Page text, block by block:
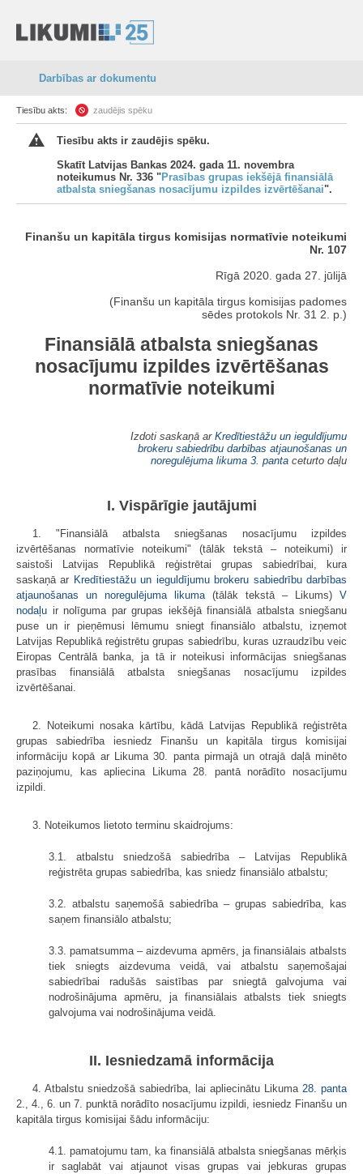
Darbības ar dokumentu
Tiesību akts: zaudējis spēku
Tiesību akts ir zaudējis spēku.
Skatīt Latvijas Bankas 2024. gada 11. novembra
noteikumus Nr. 336 "Prasības grupas iekšējā finansiālā
atbalsta sniegšanas nosacījumu izpildes izvērtēšanai".
Finanšu un kapitāla tirgus komisijas normatīvie noteikumi
Nr. 107
Rīgā 2020. gada 27. jūlijā
(Finanšu un kapitāla tirgus komisijas padomes
sēdes protokols Nr. 31 2. p.)
Finansiālā atbalsta sniegšanas
nosacījumu izpildes izvērtēšanas
normatīvie noteikumi
Izdoti saskaņā ar Kredītiestāžu un ieguldījumu
brokeru sabiedrību darbības atjaunošanas un
noregulējuma likuma 3. panta ceturto daļu
I. Vispārīgie jautājumi
1. "Finansiālā atbalsta sniegšanas nosacījumu izpildes
izvērtēšanas normatīvie noteikumi" (tālāk tekstā – noteikumi) ir
saistoši Latvijas Republikā reģistrētai grupas sabiedrībai, kura
saskaņā ar Kredītiestāžu un ieguldījumu brokeru sabiedrību darbības
atjaunošanas un noregulējuma likuma (tālāk tekstā – Likums) V
nodaļu ir nolīguma par grupas iekšējā finansiālā atbalsta sniegšanu
puse un ir pieņēmusi lēmumu sniegt finansiālo atbalstu, izņemot
Latvijas Republikā reģistrētu grupas sabiedrību, kuras uzraudzību veic
Eiropas Centrālā banka, ja tā ir noteikusi informācijas sniegšanas
prasības finansiālā atbalsta sniegšanas nosacījumu izpildes
izvērtēšanai.
2. Noteikumi nosaka kārtību, kādā Latvijas Republikā reģistrēta
grupas sabiedrība iesniedz Finanšu un kapitāla tirgus komisijai
informāciju kopā ar Likuma 30. panta pirmajā un otrajā daļā minēto
paziņojumu, kas apliecina Likuma 28. pantā norādīto nosacījumu
izpildi.
3. Noteikumos lietoto terminu skaidrojums:
3.1. atbalstu sniedzošā sabiedrība – Latvijas Republikā
reģistrēta grupas sabiedrība, kas sniedz finansiālo atbalstu;
3.2. atbalstu saņemošā sabiedrība – grupas sabiedrība, kas
saņem finansiālo atbalstu;
3.3. pamatsumma – aizdevuma apmērs, ja finansiālais atbalsts
tiek sniegts aizdevuma veidā, vai atbalstu saņemošajai
sabiedrībai radušās saistības par sniegtā galvojuma vai
nodrošinājuma apmēru, ja finansiālais atbalsts tiek sniegts
galvojuma vai nodrošinājuma veidā.
II. Iesniedzamā informācija
4. Atbalstu sniedzošā sabiedrība, lai apliecinātu Likuma 28. panta
2., 4., 6. un 7. punktā norādīto nosacījumu izpildi, iesniedz Finanšu un
kapitāla tirgus komisijai šādu informāciju:
4.1. pamatojumu tam, ka finansiālā atbalsta sniegšanas mērķis
ir saglabāt vai atjaunot visas grupas vai jebkuras grupas